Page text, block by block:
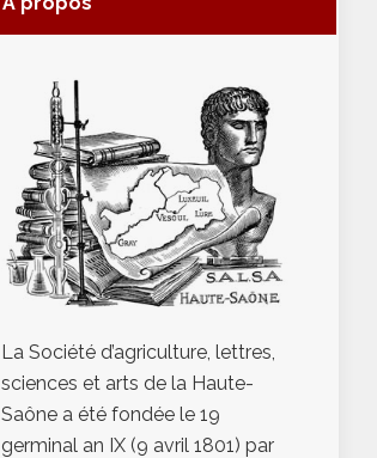
La Société d’agriculture, lettres,
sciences et arts de la Haute-
Saône a été fondée le 19
germinal an IX (9 avril 1801) par